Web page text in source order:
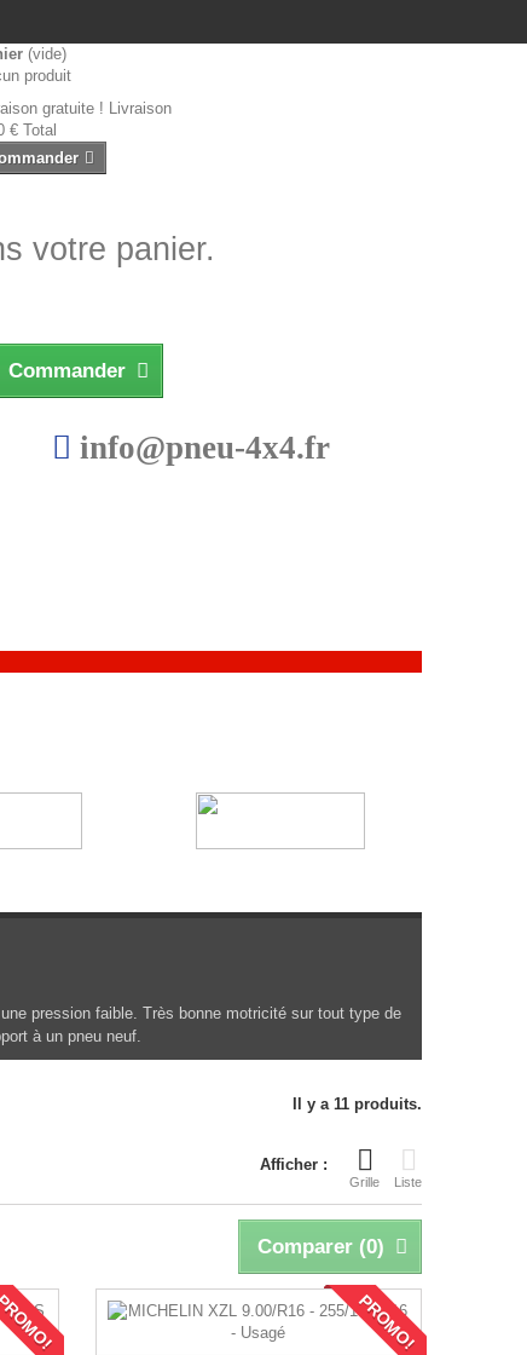
(vide)
produit
gratuite ! Livraison
€ Total
votre panier.
Commander
info@pneu-4x4.fr
pression faible. Très bonne motricité sur tout type de
à un pneu neuf.
Il y a 11 produits.
Afficher :
Grille Liste
Comparer (0)
PROMO!